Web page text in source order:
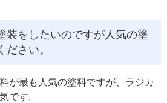
装をしたいのですが人気の塗
ださい。
が最も人気の塗料ですが、ラジカ
です。